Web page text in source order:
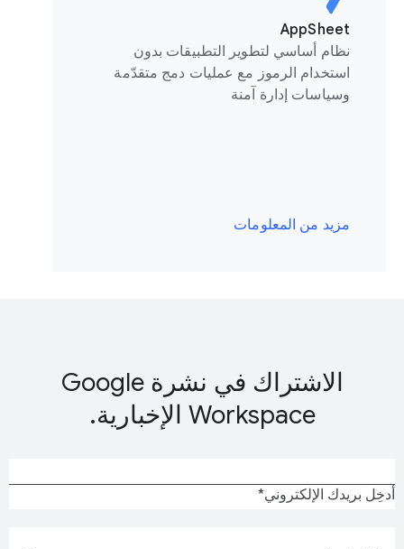
AppSheet
نظام أساسي لتطوير التطبيقات بدون
استخدام الرموز مع عمليات دمج متقدّمة
وسياسات إدارة آمنة
مزيد من المعلومات
الاشتراك في نشرة Google
Workspace الإخبارية.
أدخِل بريدك الإلكتروني